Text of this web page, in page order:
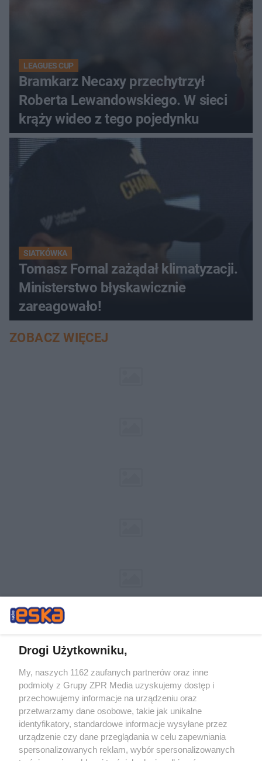
LEAGUES CUP
Bramkarz Necaxy przechytrzył
Roberta Lewandowskiego. W sieci
krąży wideo z tego pojedynku
SIATKÓWKA
Tomasz Fornal zażądał klimatyzacji.
Ministerstwo błyskawicznie
zareagowało!
ZOBACZ WIĘCEJ
Żaden utwór zamieszczony w serwisie nie może być powielany i
rozpowszechniany lub dalej rozpowszechniany w jakikolwiek sposób (w
tym także elektroniczny lub mechaniczny) na jakimkolwiek polu
eksploatacji w jakiejkolwiek formie, włącznie z umieszczaniem w
Internecie bez pisemnej zgody właściciela praw. Jakiekolwiek użycie lub
wykorzystanie utworów w całości lub w części z naruszeniem prawa,
tzn. bez właściwej zgody, jest zabronione pod groźbą kary i może być
ścigane prawnie.
Drogi Użytkowniku,
My, naszych 1162 zaufanych partnerów oraz inne
podmioty z Grupy ZPR Media uzyskujemy dostęp i
przechowujemy informacje na urządzeniu oraz
przetwarzamy dane osobowe, takie jak unikalne
identyfikatory, standardowe informacje wysyłane przez
urządzenie czy dane przeglądania w celu zapewniania
spersonalizowanych reklam, wybór spersonalizowanych